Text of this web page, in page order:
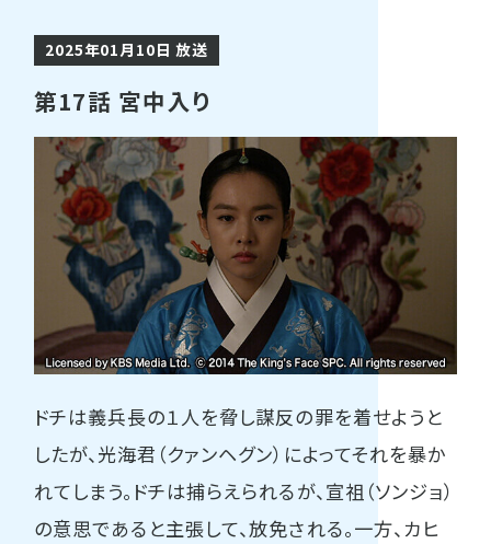
2025年01月10日 放送
第17話 宮中入り
ドチは義兵長の１人を脅し謀反の罪を着せようと
したが、光海君（クァンヘグン）によってそれを暴か
れてしまう。ドチは捕らえられるが、宣祖（ソンジョ）
の意思であると主張して、放免される。一方、カヒ